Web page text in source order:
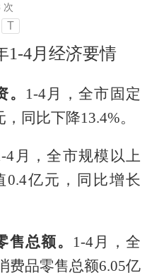
次
T
1-4月经济要情
1-4月， 全市固定
，同比下降13.4%。
4月，全市规模以上
0.4亿元， 同比增长
售总额。 1-4月， 全
费品零售总额6.05亿